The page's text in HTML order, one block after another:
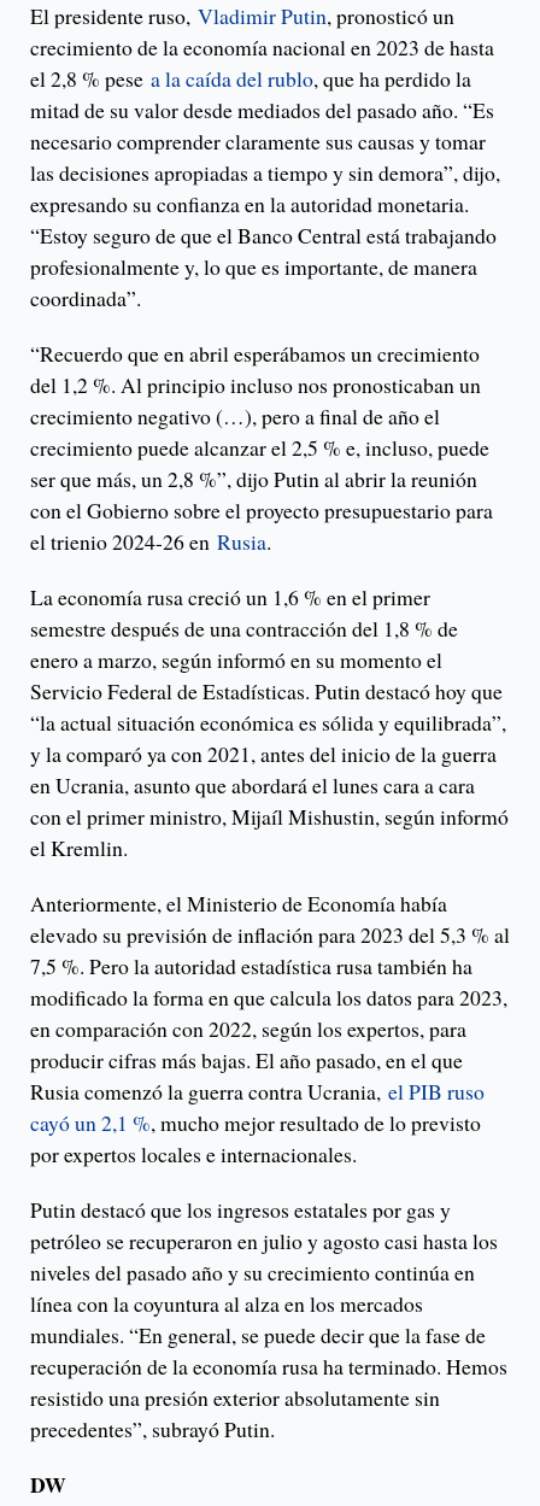
El presidente ruso, Vladimir Putin, pronosticó un
crecimiento de la economía nacional en 2023 de hasta
el 2,8 % pese a la caída del rublo, que ha perdido la
mitad de su valor desde mediados del pasado año. “Es
necesario comprender claramente sus causas y tomar
las decisiones apropiadas a tiempo y sin demora”, dijo,
expresando su confianza en la autoridad monetaria.
“Estoy seguro de que el Banco Central está trabajando
profesionalmente y, lo que es importante, de manera
coordinada”.
“Recuerdo que en abril esperábamos un crecimiento
del 1,2 %. Al principio incluso nos pronosticaban un
crecimiento negativo (…), pero a final de año el
crecimiento puede alcanzar el 2,5 % e, incluso, puede
ser que más, un 2,8 %”, dijo Putin al abrir la reunión
con el Gobierno sobre el proyecto presupuestario para
el trienio 2024-26 en Rusia.
La economía rusa creció un 1,6 % en el primer
semestre después de una contracción del 1,8 % de
enero a marzo, según informó en su momento el
Servicio Federal de Estadísticas. Putin destacó hoy que
“la actual situación económica es sólida y equilibrada”,
y la comparó ya con 2021, antes del inicio de la guerra
en Ucrania, asunto que abordará el lunes cara a cara
con el primer ministro, Mijaíl Mishustin, según informó
el Kremlin.
Anteriormente, el Ministerio de Economía había
elevado su previsión de inflación para 2023 del 5,3 % al
7,5 %. Pero la autoridad estadística rusa también ha
modificado la forma en que calcula los datos para 2023,
en comparación con 2022, según los expertos, para
producir cifras más bajas. El año pasado, en el que
Rusia comenzó la guerra contra Ucrania, el PIB ruso
cayó un 2,1 %, mucho mejor resultado de lo previsto
por expertos locales e internacionales.
Putin destacó que los ingresos estatales por gas y
petróleo se recuperaron en julio y agosto casi hasta los
niveles del pasado año y su crecimiento continúa en
línea con la coyuntura al alza en los mercados
mundiales. “En general, se puede decir que la fase de
recuperación de la economía rusa ha terminado. Hemos
resistido una presión exterior absolutamente sin
precedentes”, subrayó Putin.
DW